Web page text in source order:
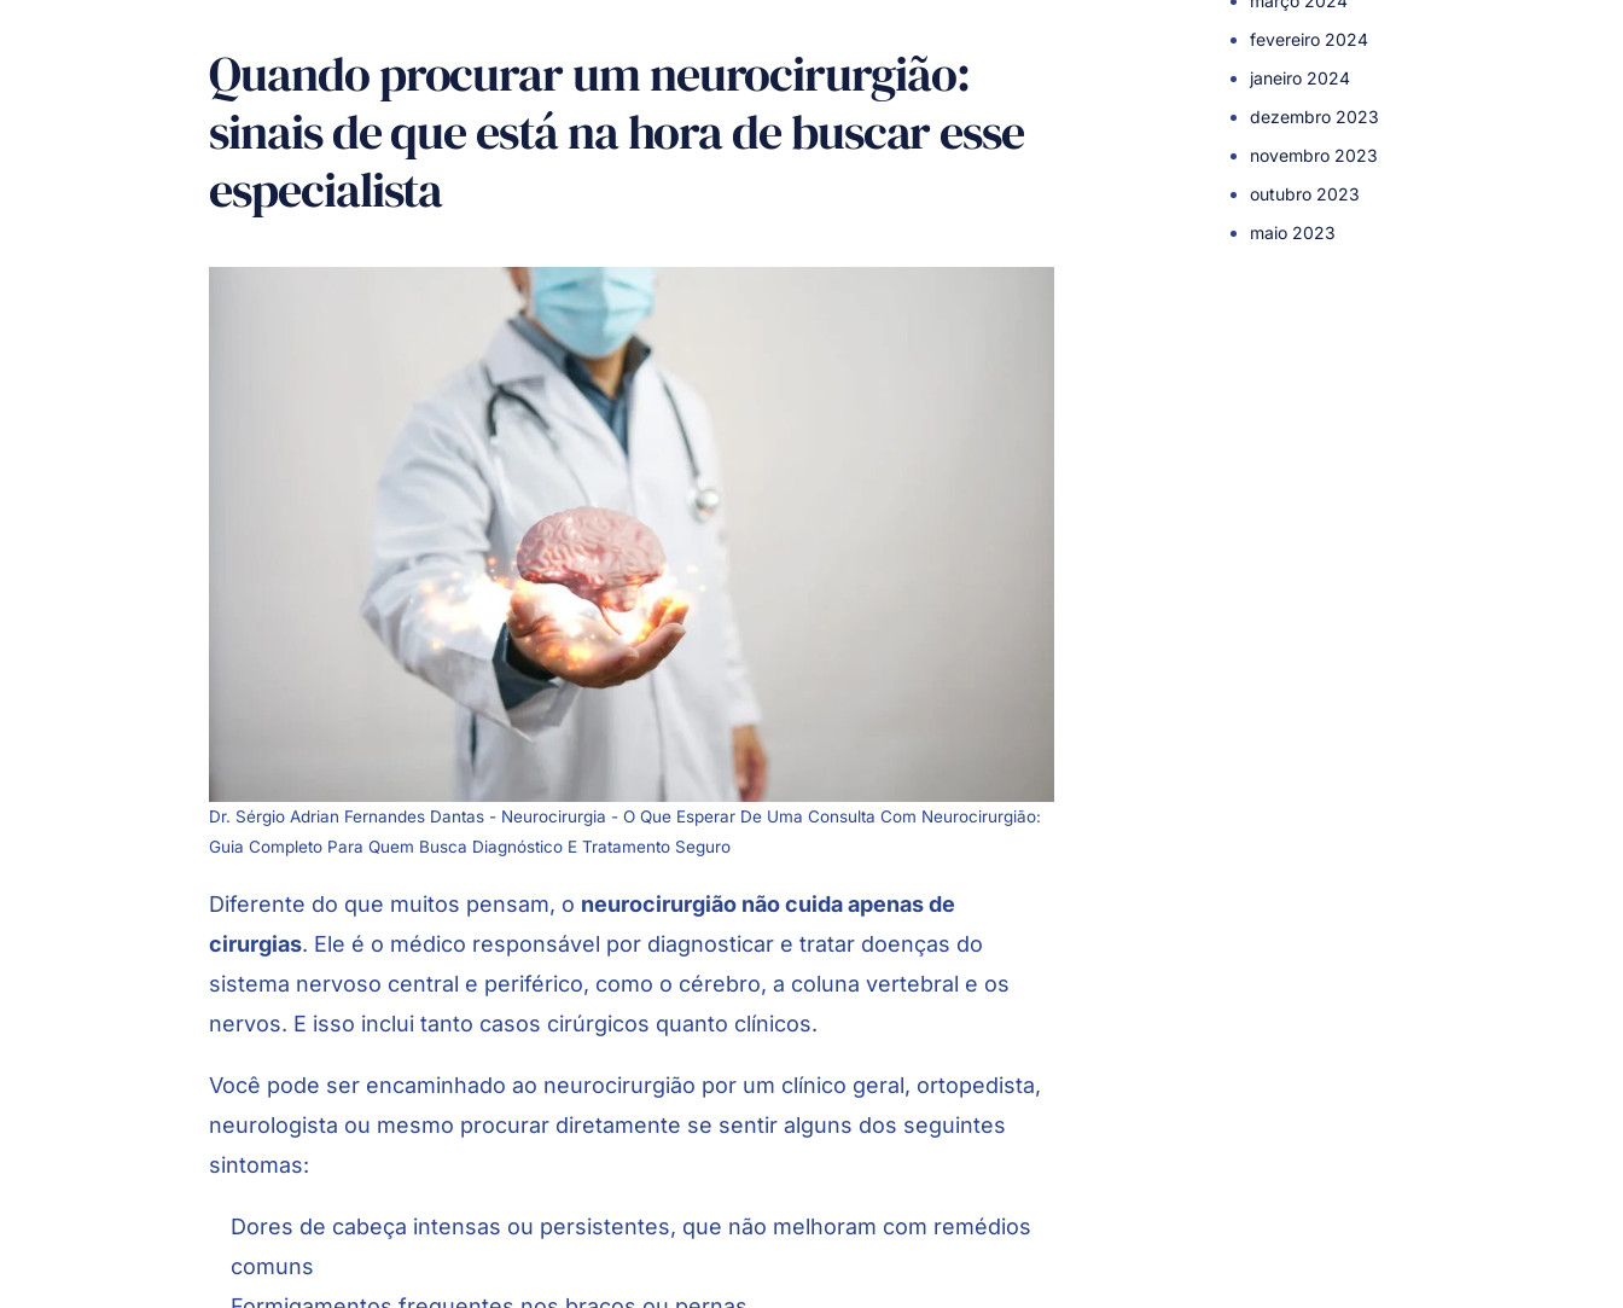
Quando procurar um neurocirurgião:
sinais de que está na hora de buscar esse
especialista
Dr. Sérgio Adrian Fernandes Dantas - Neurocirurgia - O Que Esperar De Uma Consulta Com Neurocirurgião:
Guia Completo Para Quem Busca Diagnóstico E Tratamento Seguro
Diferente do que muitos pensam, o neurocirurgião não cuida apenas de
cirurgias. Ele é o médico responsável por diagnosticar e tratar doenças do
sistema nervoso central e periférico, como o cérebro, a coluna vertebral e os
nervos. E isso inclui tanto casos cirúrgicos quanto clínicos.
Você pode ser encaminhado ao neurocirurgião por um clínico geral, ortopedista,
neurologista ou mesmo procurar diretamente se sentir alguns dos seguintes
sintomas:
Dores de cabeça intensas ou persistentes, que não melhoram com remédios
comuns
fevereiro 2024
janeiro 2024
dezembro 2023
novembro 2023
outubro 2023
maio 2023